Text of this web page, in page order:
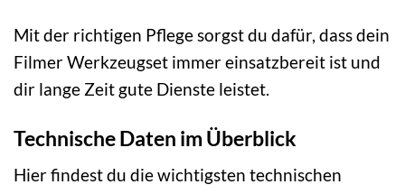
Mit der richtigen Pflege sorgst du dafür, dass dein
Filmer Werkzeugset immer einsatzbereit ist und
dir lange Zeit gute Dienste leistet.
Technische Daten im Überblick
Hier findest du die wichtigsten technischen